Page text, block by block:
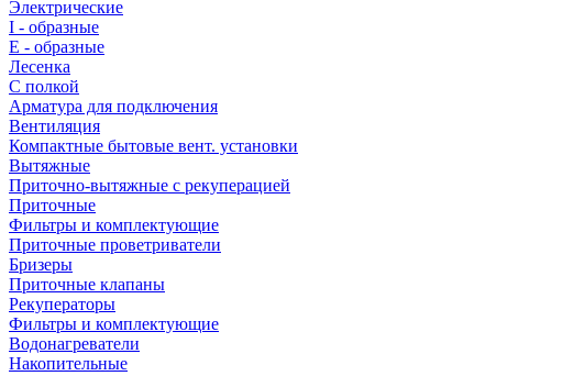
Электрические
I - образные
E - образные
Лесенка
С полкой
Арматура для подключения
Вентиляция
Компактные бытовые вент. установки
Вытяжные
Приточно-вытяжные с рекуперацией
Приточные
Фильтры и комплектующие
Приточные проветриватели
Бризеры
Приточные клапаны
Рекуператоры
Фильтры и комплектующие
Водонагреватели
Накопительные